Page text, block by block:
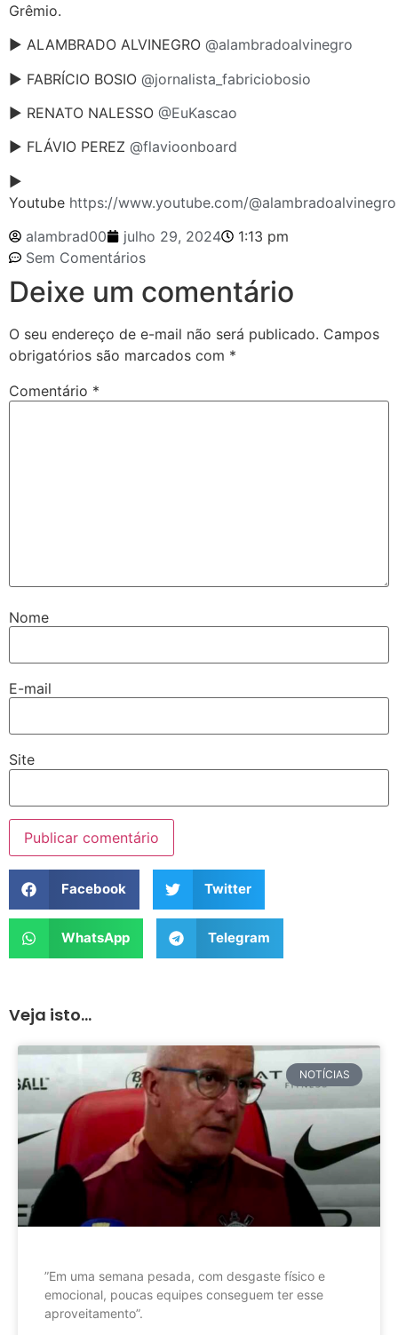
Grêmio.
► ALAMBRADO ALVINEGRO @alambradoalvinegro
► FABRÍCIO BOSIO @jornalista_fabriciobosio
► RENATO NALESSO @EuKascao
► FLÁVIO PEREZ @flavioonboard
►
Youtube https://www.youtube.com/@alambradoalvinegro
alambrad00
julho 29, 2024
1:13 pm
Sem Comentários
Deixe um comentário
O seu endereço de e-mail não será publicado. Campos
obrigatórios são marcados com *
Comentário *
Nome
E-mail
Site
Facebook Twitter
WhatsApp Telegram
Veja isto...
NOTÍCIAS
”Em uma semana pesada, com desgaste físico e
emocional, poucas equipes conseguem ter esse
aproveitamento”.